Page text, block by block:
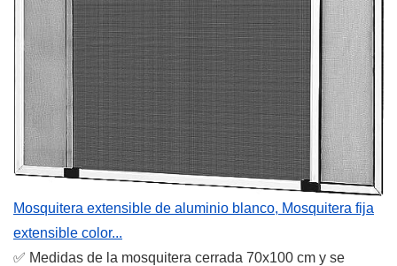
Mosquitera extensible de aluminio blanco, Mosquitera fija
extensible color...
✅ Medidas de la mosquitera cerrada 70x100 cm y se